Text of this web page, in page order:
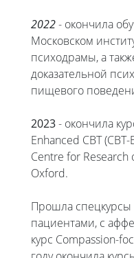
2022- окончила
Московском
психодрамы, а
доказательной
пищевого
2023- окончила
Enhanced CBT
Centre for Research
Oxford.
Прошла спецкурсы
пациентами, с
курс Compassion-